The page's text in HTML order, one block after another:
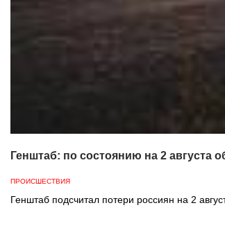
Генштаб: по состоянию на 2 августа
ПРОИСШЕСТВИЯ
Генштаб подсчитал потери россиян на 2